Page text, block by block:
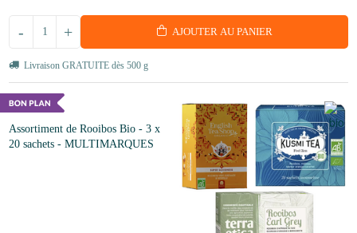
+
- AJOUTER AU PANIER
Livraison GRATUITE dès 500 g
Assortiment de Rooibos Bio - 3 x
20 sachets - MULTIMARQUES